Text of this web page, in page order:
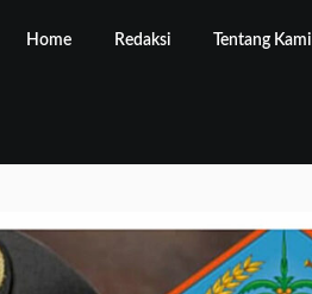
Home Redaksi Tentang Kami